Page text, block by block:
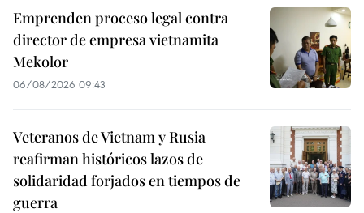
Emprenden proceso legal contra
director de empresa vietnamita
Mekolor
06/08/2026 09:43
Veteranos de Vietnam y Rusia
reafirman históricos lazos de
solidaridad forjados en tiempos de
guerra